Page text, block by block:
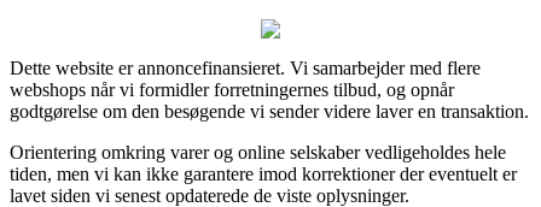
Dette website er annoncefinansieret. Vi samarbejder med flere
webshops når vi formidler forretningernes tilbud, og opnår
godtgørelse om den besøgende vi sender videre laver en transaktion.
Orientering omkring varer og online selskaber vedligeholdes hele
tiden, men vi kan ikke garantere imod korrektioner der eventuelt er
lavet siden vi senest opdaterede de viste oplysninger.